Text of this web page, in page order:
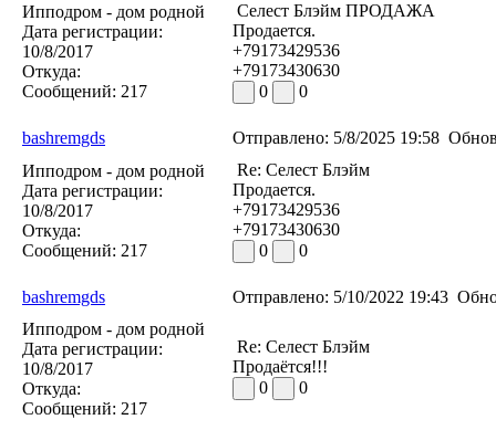
Ипподром - дом родной
Дата регистрации:
10/8/2017
Откуда:
Сообщений: 217
Селест Блэйм ПРОДАЖА
Продается.
+79173429536
+79173430630
0
0
bashremgds Отправлено: 5/8/2025 19:58
Ипподром - дом родной
Дата регистрации:
10/8/2017
Откуда:
Сообщений: 217
Re: Селест Блэйм
Продается.
+79173429536
+79173430630
0
0
bashremgds Отправлено: 5/10/2022 19:43
Ипподром - дом родной
Дата регистрации:
10/8/2017
Откуда:
Сообщений: 217
Re: Селест Блэйм
Продаётся!!!
0
0